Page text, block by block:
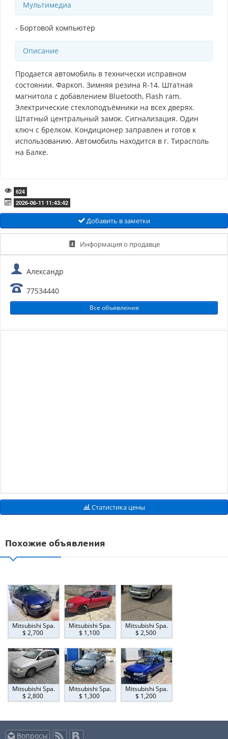
Мультимедиа
- Бортовой компьютер
Описание
Продается автомобиль в технически исправном
состоянии. Фаркоп. Зимняя резина R-14. Штатная
магнитола с добавлением Bluetooth, Flash ram.
Электрические стеклоподъёмники на всех дверях.
Штатный центральный замок. Сигнализация. Один
ключ с брелком. Кондиционер заправлен и готов к
использованию. Автомобиль находится в г. Тирасполь
на Балке.
624
2026-06-11 11:43:42
Добавить в заметки
Информация о продавце
Александр
77534440
Все объявления
Статистика цены
Похожие объявления
Mitsubishi Spa.
$ 2,700
Mitsubishi Spa.
$ 1,100
Mitsubishi Spa.
$ 2,500
Mitsubishi Spa.
$ 2,800
Mitsubishi Spa.
$ 1,300
Mitsubishi Spa.
$ 1,200
Вопросы